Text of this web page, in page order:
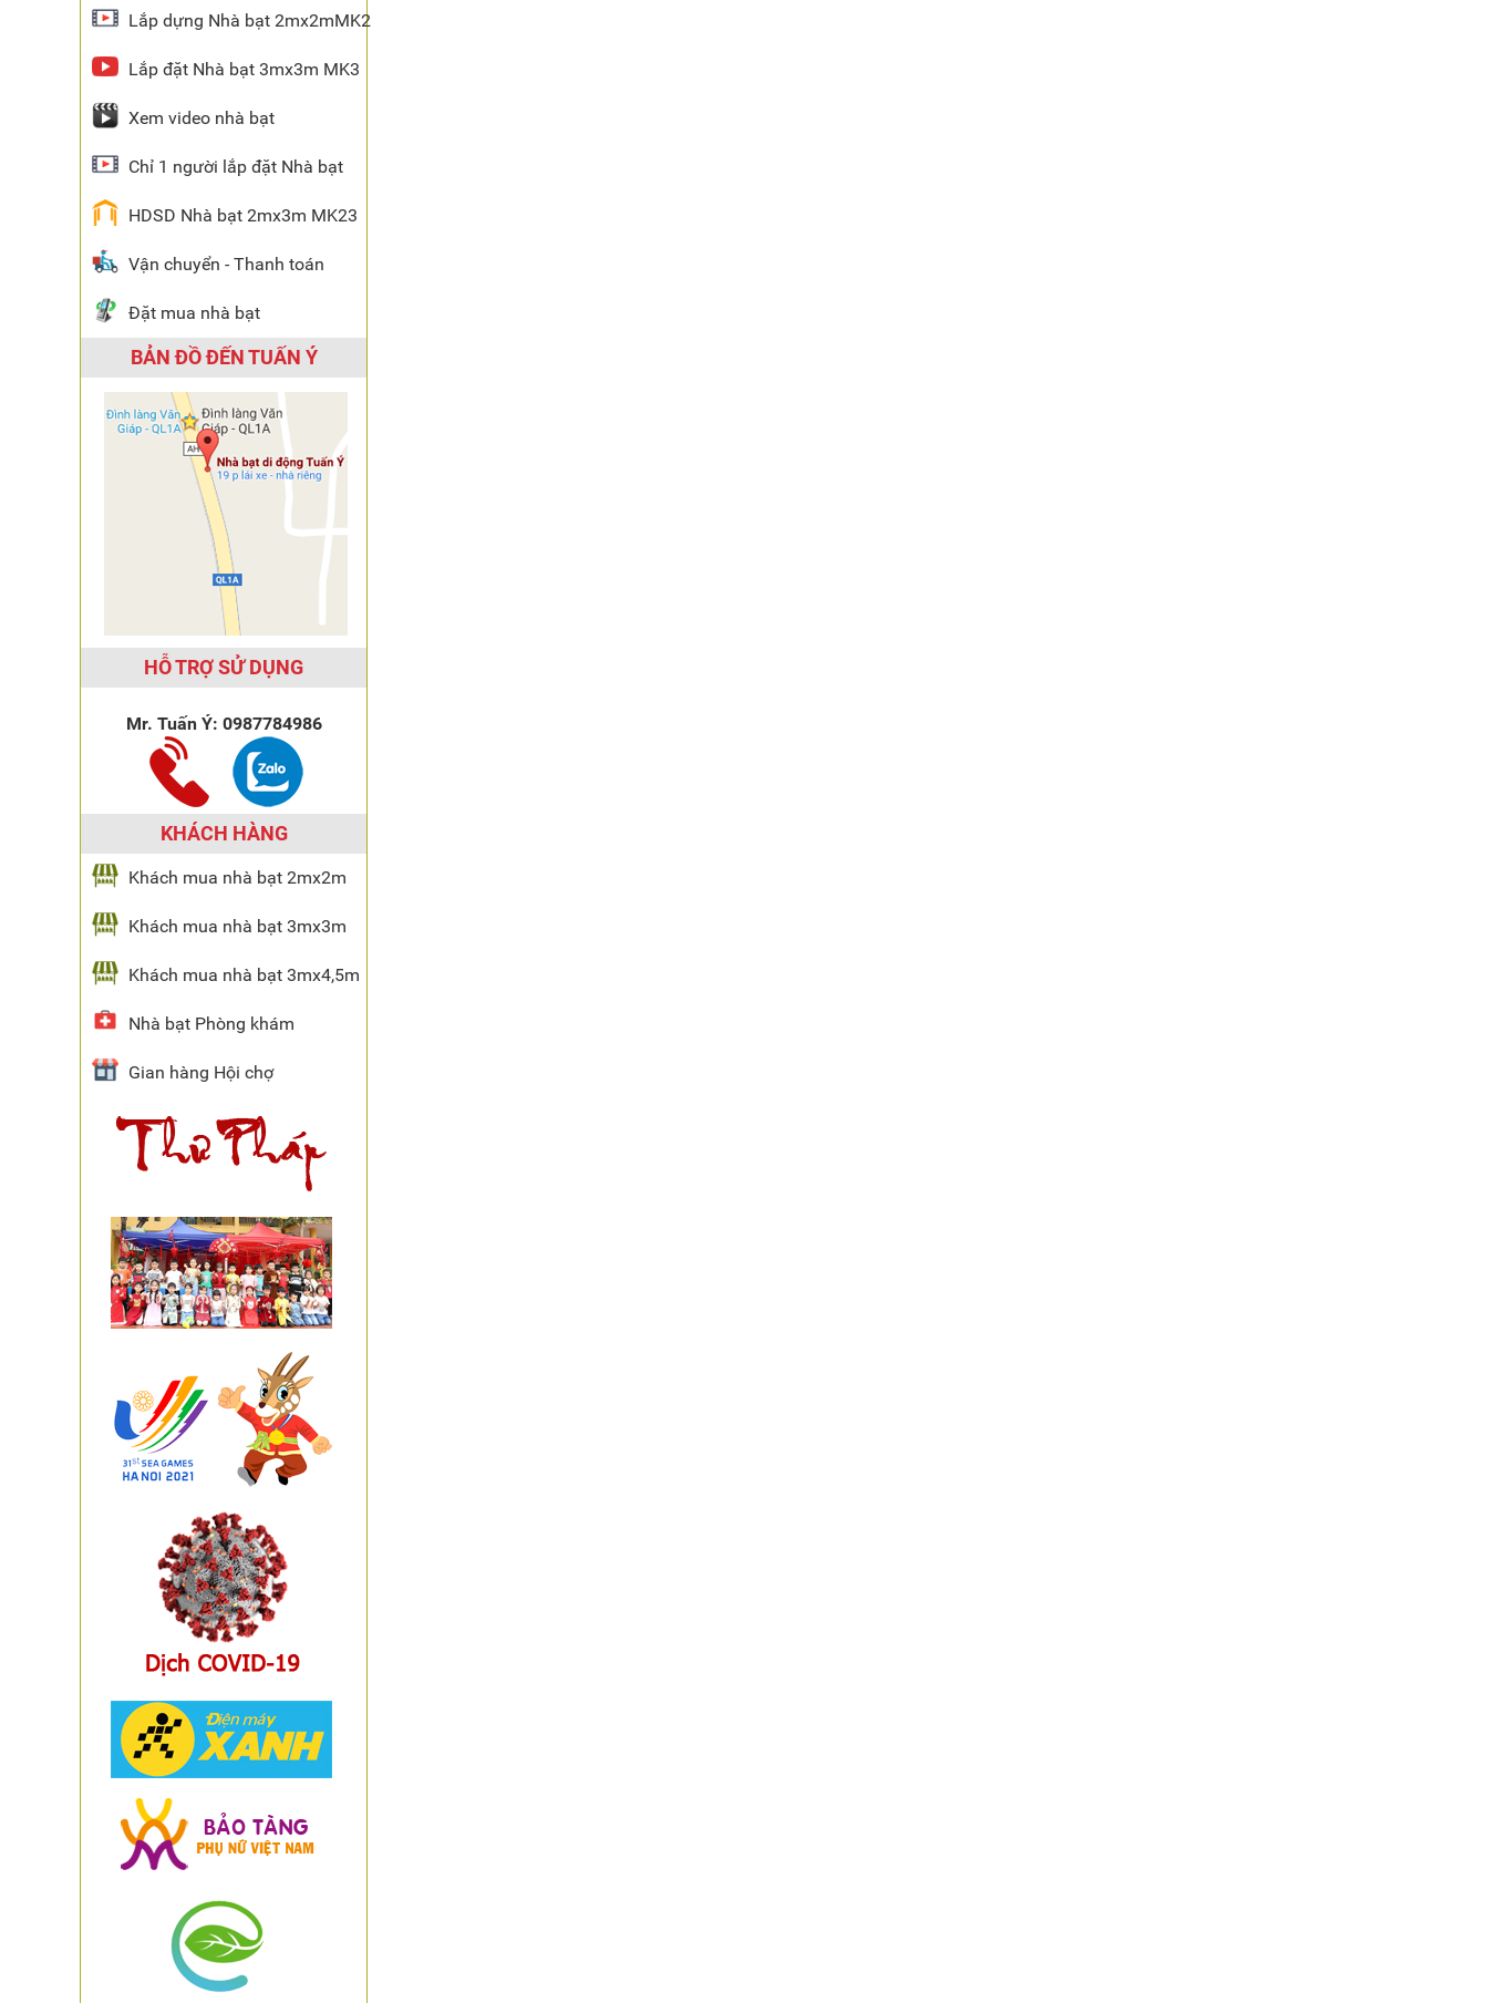
Lắp dựng Nhà bạt 2mx2mMK2
Lắp đặt Nhà bạt 3mx3m MK3
Xem video nhà bạt
Chỉ 1 người lắp đặt Nhà bạt
HDSD Nhà bạt 2mx3m MK23
Vận chuyển - Thanh toán
Đặt mua nhà bạt
BẢN ĐỒ ĐẾN TUẤN Ý
HỖ TRỢ SỬ DỤNG
Mr. Tuấn Ý: 0987784986
KHÁCH HÀNG
Khách mua nhà bạt 2mx2m
Khách mua nhà bạt 3mx3m
Khách mua nhà bạt 3mx4,5m
Nhà bạt Phòng khám
Gian hàng Hội chợ